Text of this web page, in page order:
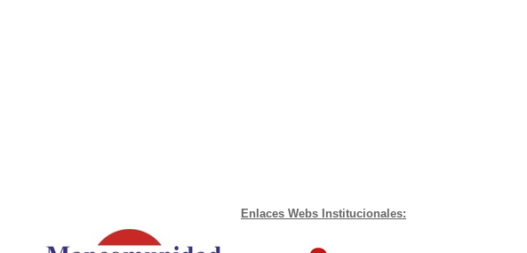
Enlaces Webs Institucionales: